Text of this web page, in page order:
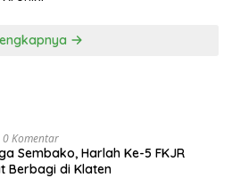
0 Komentar
Sembako, Harlah Ke-5 FKJR
Berbagi di Klaten